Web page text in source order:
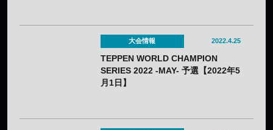
大会情報 2022.4.25
TEPPEN WORLD CHAMPION
SERIES 2022 -MAY- 予選【2022年5
月1日】